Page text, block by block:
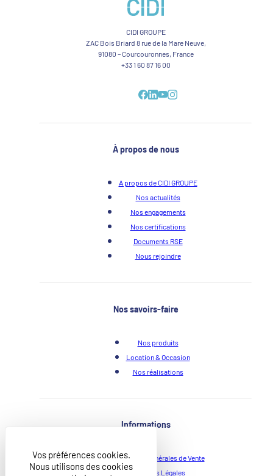
Vos préférences cookies.
Nous utilisons des cookies
CIDI GROUPE
ZAC Bois Briard 8 rue de la Mare Neuve,
91080 – Courcouronnes, France
+33 1 60 87 16 00
À propos de nous
A propos de CIDI GROUPE
Nos actualités
Nos engagements
Nos certifications
Documents RSE
Nous rejoindre
Nos savoirs-faire
Nos produits
Location & Occasion
Nos réalisations
Informations
Conditions Générales de Vente
Mentions Légales